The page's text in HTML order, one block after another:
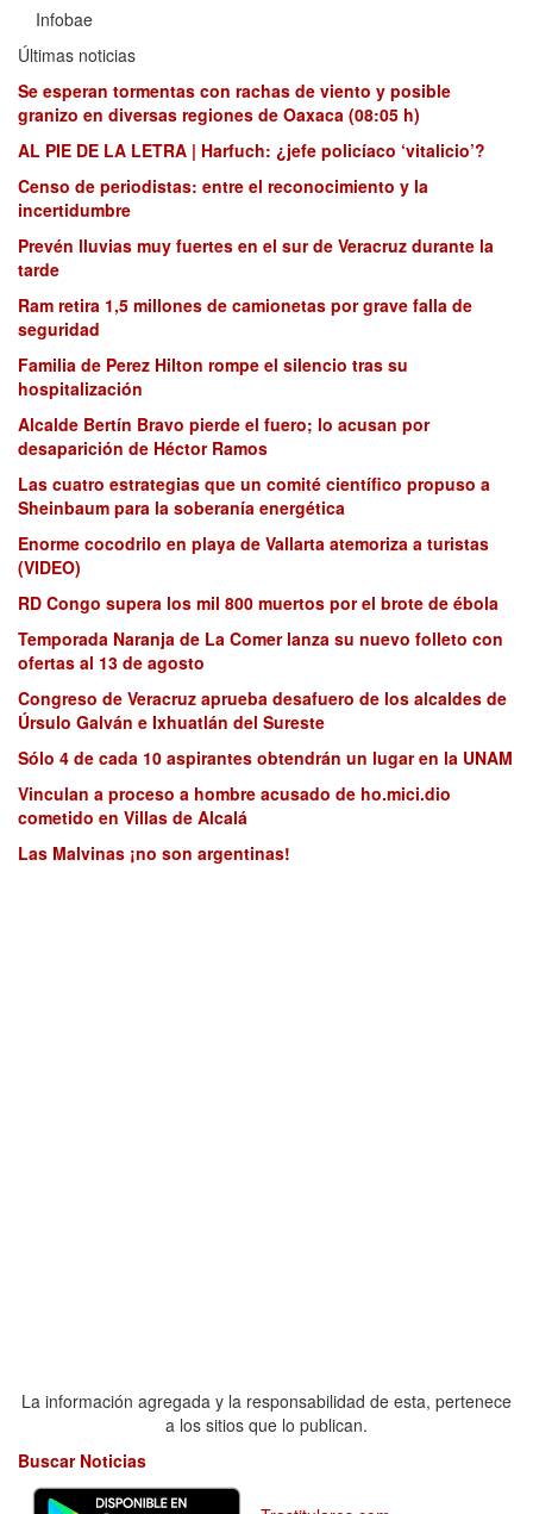
Infobae
Últimas noticias
Se esperan tormentas con rachas de viento y posible
granizo en diversas regiones de Oaxaca (08:05 h)
AL PIE DE LA LETRA | Harfuch: ¿jefe policíaco ‘vitalicio’?
Censo de periodistas: entre el reconocimiento y la
incertidumbre
Prevén lluvias muy fuertes en el sur de Veracruz durante la
tarde
Ram retira 1,5 millones de camionetas por grave falla de
seguridad
Familia de Perez Hilton rompe el silencio tras su
hospitalización
Alcalde Bertín Bravo pierde el fuero; lo acusan por
desaparición de Héctor Ramos
Las cuatro estrategias que un comité científico propuso a
Sheinbaum para la soberanía energética
Enorme cocodrilo en playa de Vallarta atemoriza a turistas
(VIDEO)
RD Congo supera los mil 800 muertos por el brote de ébola
Temporada Naranja de La Comer lanza su nuevo folleto con
ofertas al 13 de agosto
Congreso de Veracruz aprueba desafuero de los alcaldes de
Úrsulo Galván e Ixhuatlán del Sureste
Sólo 4 de cada 10 aspirantes obtendrán un lugar en la UNAM
Vinculan a proceso a hombre acusado de ho.mici.dio
cometido en Villas de Alcalá
Las Malvinas ¡no son argentinas!
La información agregada y la responsabilidad de esta, pertenece
a los sitios que lo publican.
Buscar Noticias